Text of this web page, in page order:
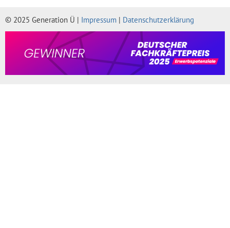
© 2025 Generation Ü | Impressum | Datenschutzerklärung